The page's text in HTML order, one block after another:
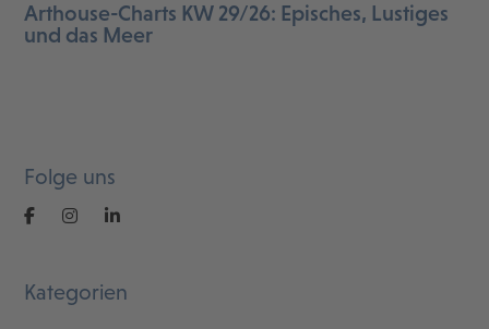
Arthouse-Charts KW 29/26: Episches, Lustiges
und das Meer
Folge uns
Kategorien